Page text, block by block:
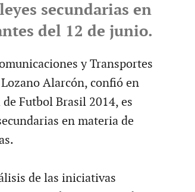
secundarias en
del 12 de junio.
y Transportes
Alarcón, confió en
Futbol Brasil 2014, es
en materia de
de las iniciativas